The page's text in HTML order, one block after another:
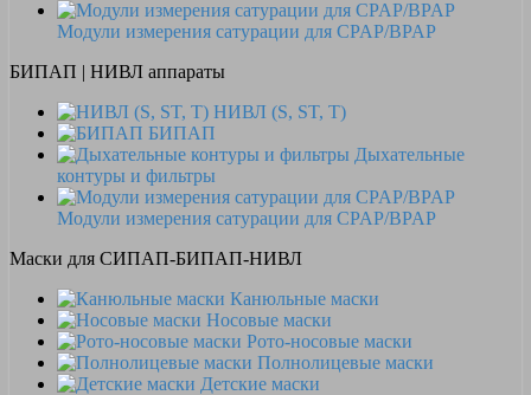
Модули измерения сатурации для CPAP/BPAP
БИПАП | НИВЛ аппараты
НИВЛ (S, ST, T)
БИПАП
Дыхательные
контуры и фильтры
Модули измерения сатурации для CPAP/BPAP
Маски для СИПАП-БИПАП-НИВЛ
Канюльные маски
Носовые маски
Рото-носовые маски
Полнолицевые маски
Детские маски